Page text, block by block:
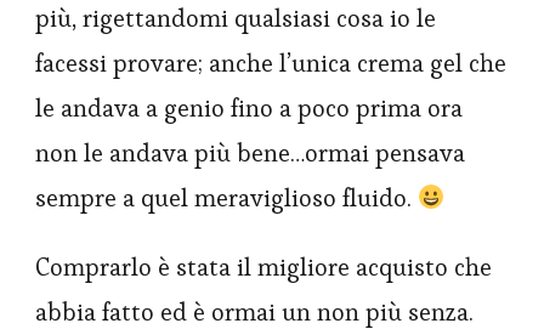
più, rigettandomi qualsiasi cosa io le
facessi provare; anche l’unica crema gel che
le andava a genio fino a poco prima ora
non le andava più bene…ormai pensava
sempre a quel meraviglioso fluido.
Comprarlo è stata il migliore acquisto che
abbia fatto ed è ormai un non più senza.